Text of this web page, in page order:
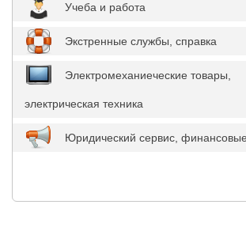
Учеба и работа
Экстренные службы, справка
Электромеханиеческие товары,
электрическая техника
Юридический сервис, финансовые